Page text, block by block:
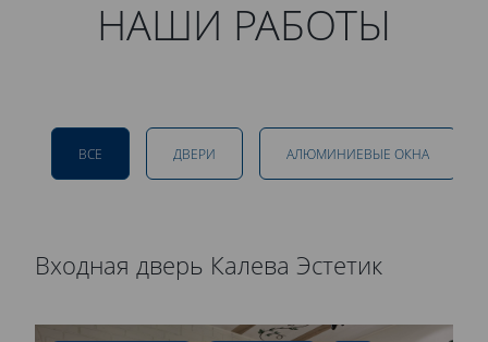
НАШИ РАБОТЫ
ВСЕ ДВЕРИ АЛЮМИНИЕВЫЕ ОКНА
Входная дверь Калева Эстетик